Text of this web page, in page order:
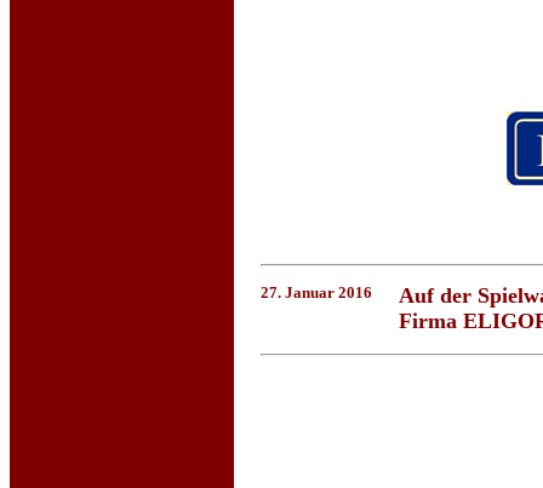
27. Januar 2016
Auf der
Firma